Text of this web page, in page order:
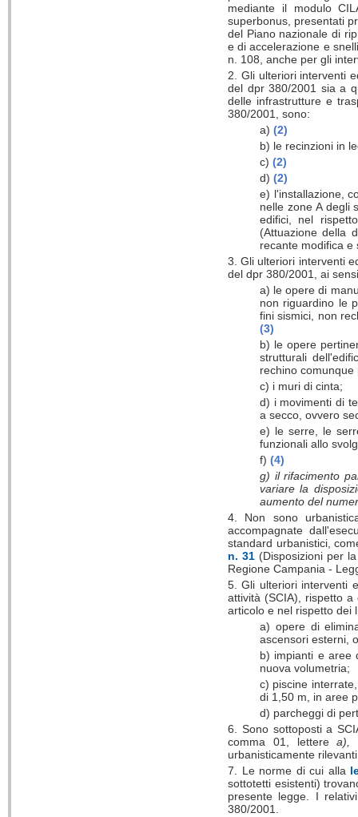
mediante il modulo
superbonus, presentati
del Piano nazionale di
e di accelerazione e
n. 108, anche per gli
2. Gli ulteriori interventi
del dpr 380/2001 sia a
delle infrastrutture e
380/2001, sono:
a) (2)
b) le recinzioni in
c) (2)
d) (2)
e) l'installazione,
nelle zone A degli
edifici, nel
(Attuazione della
recante modifica e
3. Gli ulteriori interventi
del dpr 380/2001, ai
a) le opere di
non riguardino le
fini sismici, non
(3)
b) le opere
strutturali
rechino
c) i muri di cinta;
d) i movimenti di
a secco, ovvero
e) le serre, le
funzionali allo
f) (4)
g) il rifacimento
variare la
aumento del
4. Non sono
accompagnate
standard urbanistici,
n. 31(Disposizioni per
Regione Campania -
5. Gli ulteriori interventi
attività (SCIA), rispetto
articolo e nel rispetto dei
a) opere di
ascensori esterni,
b) impianti e aree
nuova volumetria;
c) piscine
di 1,50 m, in aree
d) parcheggi di
6. Sono sottoposti a
comma 01, letterea),
urbanisticamente
7. Le norme di cui alla
sottotetti esistenti)
presente legge. I
380/2001.